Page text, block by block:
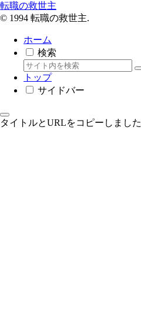
転職の救世主
© 1994 転職の救世主.
ホーム
検索
トップ
サイドバー
タイトルとURLをコピーしました